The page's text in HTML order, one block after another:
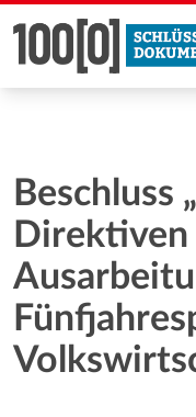
Beschluss
Direktiven